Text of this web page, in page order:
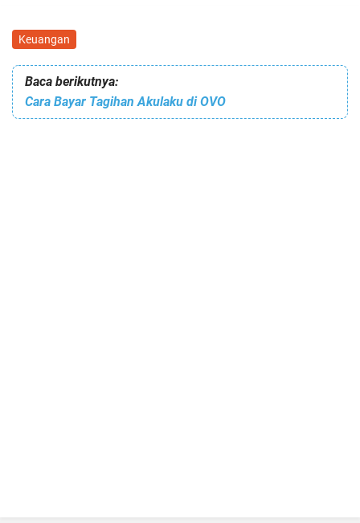
Keuangan
Baca berikutnya:
Cara Bayar Tagihan Akulaku di OVO